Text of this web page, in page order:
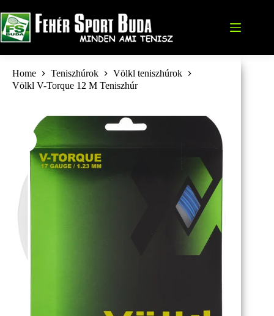
to
content
Home Teniszhúrok
Völkl teniszhúrok
Völkl V-Torque 12 M Teniszhúr